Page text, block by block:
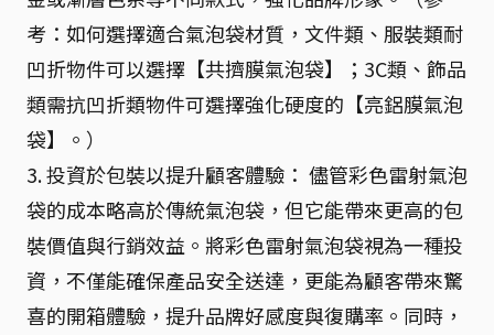
考：如何選擇適合氣泡袋材質，文件類、服裝類耐
凹折物件可以選擇【共擠膜氣泡袋】；3C類、飾品
類需抗凹折類物件可選擇強化硬度的【亮鋁膜氣泡
袋】。）
3. 投資於包裝以提升顧客體驗： 儘管彩色雷射氣泡
袋的成本略高於傳統氣泡袋，但它能帶來更高的包
裝價值與行銷效益。將彩色雷射氣泡袋視為一種投
資，不僅能確保產品安全送達，更能為顧客帶來驚
喜的開箱體驗，提升品牌好感度與復購率。同時，